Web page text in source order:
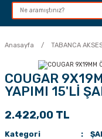
Anasayfa TABANCA
COUGAR
YAPIMI 15'Lİ
2.422,00 TL
Kategori